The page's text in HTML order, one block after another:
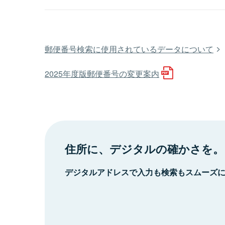
郵便番号検索に使用されているデータについて
2025年度版郵便番号の変更案内
住所に、デジタルの確かさを。
デジタルアドレスで入力も検索もスムーズ